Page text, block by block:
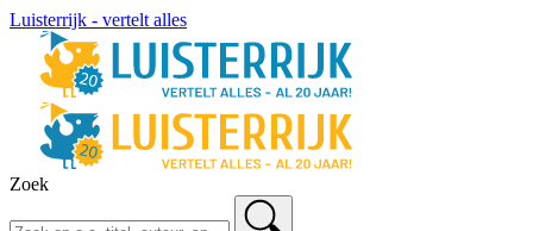
Luisterrijk - vertelt alles
Zoek